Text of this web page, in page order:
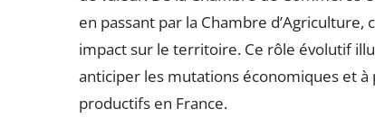
en passant par la Chambre
impact sur le territoire. Ce rôle évolutif
anticiper les mutations économiques et
productifs en France.